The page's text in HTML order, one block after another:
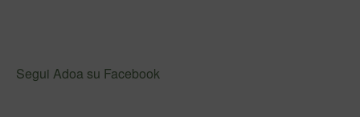
Segui Adoa su Facebook